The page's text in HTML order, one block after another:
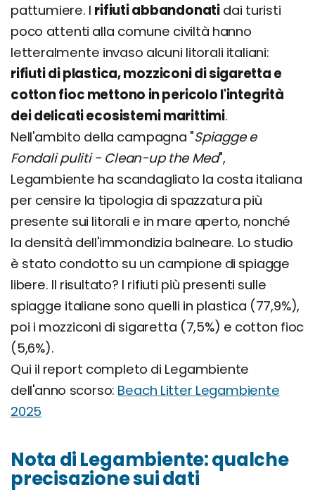
pattumiere. I rifiuti abbandonatidai turisti
poco attenti alla comune civiltà hanno
letteralmente invaso alcuni litorali italiani:
rifiuti di plastica, mozziconi di sigaretta e
cotton fioc mettono in pericolo l'integrità
dei delicati ecosistemi marittimi.
Nell'ambito della campagna "Spiagge e
Fondali puliti - Clean-up the Med",
Legambiente ha scandagliato la costa italiana
per censire la tipologia di spazzatura più
presente sui litorali e in mare aperto, nonché
la densità dell'immondizia balneare. Lo studio
è stato condotto su un campione di spiagge
libere. Il risultato? I rifiuti più presenti sulle
spiagge italiane sono quelli in plastica (77,9%),
poi i mozziconi di sigaretta (7,5%) e cotton fioc
(5,6%).
Qui il report completo di Legambiente
dell'anno scorso: Beach Litter Legambiente
2025
Nota di Legambiente: qualche
precisazione sui dati